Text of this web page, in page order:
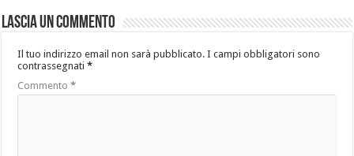
Lascia un commento
Il tuo indirizzo email non sarà pubblicato. I campi obbligatori sono
contrassegnati*
Commento*